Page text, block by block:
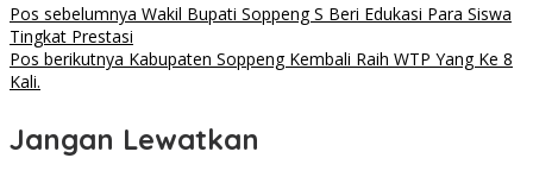
Navigasi
pos
Pos sebelumnya Wakil Bupati Soppeng S Beri Edukasi Para Siswa
Tingkat Prestasi
Pos berikutnya Kabupaten Soppeng Kembali Raih WTP Yang Ke 8
Kali.
Jangan Lewatkan